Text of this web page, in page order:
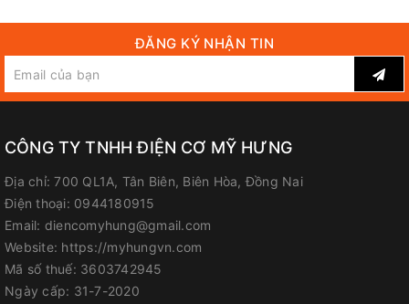
ĐĂNG KÝ NHẬN TIN
CÔNG TY TNHH ĐIỆN CƠ MỸ HƯNG
Địa chỉ: 700 QL1A, Tân Biên, Biên Hòa, Đồng Nai
Điện thoại: 0944180915
Email: diencomyhung@gmail.com
Website: https://myhungvn.com
Mã số thuế: 3603742945
Ngày cấp: 31-7-2020